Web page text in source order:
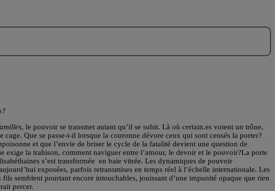
, le pouvoir se transmet autant qu’il se subit. Là où certain.es voient un trône,
cage. Que se passe-t-il lorsque la couronne dévore ceux qui sont censés la porter?
et que l’envie de briser le cycle de la fatalité devient une question de
exige la trahison, comment naviguer entre l’amour, le devoir et le pouvoir?La porte
s’est transformée en baie vitrée. Les dynamiques de pouvoir
exposées, parfois retransmises en temps réel à l’échelle internationale. Les
fils semblent pourtant encore intouchables, jouissant d’une impunité opaque que rien
percer.